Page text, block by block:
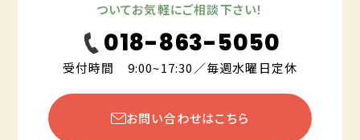
ついてお気軽にご相談下さい！
018-863-5050
受付時間 9:00~17:30／毎週水曜日定休
お問い合わせはこちら